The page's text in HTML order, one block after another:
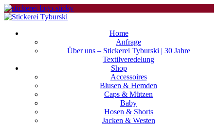
Home
Anfrage
Über uns – Stickerei Tyburski | 30 Jahre
Textilveredelung
Shop
Accessoires
Blusen & Hemden
Caps & Mützen
Baby
Hosen & Shorts
Jacken & Westen